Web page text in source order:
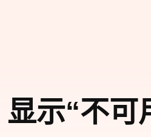
示“不可